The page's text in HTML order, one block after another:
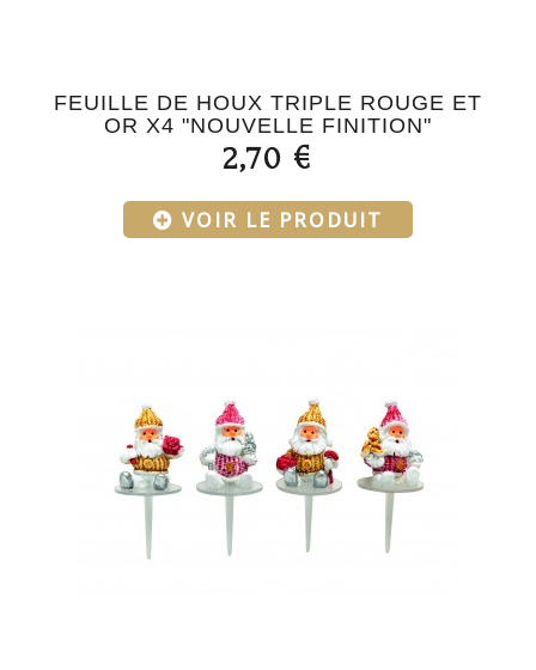
FEUILLE DE HOUX TRIPLE ROUGE ET
OR X4 "NOUVELLE FINITION"
2,70 €
VOIR LE PRODUIT